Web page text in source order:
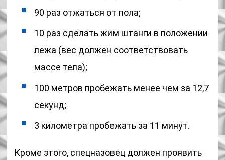
90 раз отжаться от пола;
10 раз сделать жим штанги в положении
лежа (вес должен соответствовать
массе тела);
100 метров пробежать менее чем за 12,7
секунд;
3 километра пробежать за 11 минут.
Кроме этого, спецназовец должен проявить